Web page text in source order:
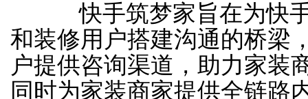
快手筑梦家旨在为快手
和装修用户搭建沟通的桥梁
户提供咨询渠道，助力家装
同时为家装商家提供全链路